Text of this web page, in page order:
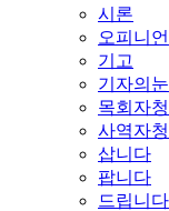
시론
오피니언
기고
기자의눈
목회자
사역자
삽니다
팝니다
드립니다